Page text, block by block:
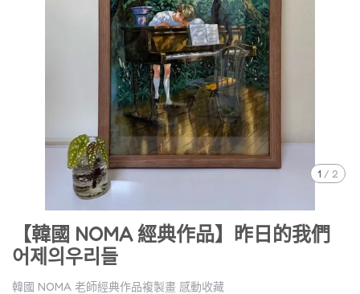
1 / 2
【韓國 NOMA 經典作品】昨日的我們
어제의우리들
韓國 NOMA 老師經典作品複製畫 感動收藏